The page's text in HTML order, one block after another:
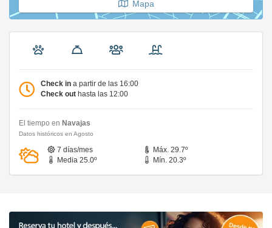
Mapa
Check in a partir de las 16:00
Check out hasta las 12:00
El tiempo en Navajas
Datos históricos en Agosto
7 días/mes
Máx. 29.7º
Media 25.0º
Mín. 20.3º